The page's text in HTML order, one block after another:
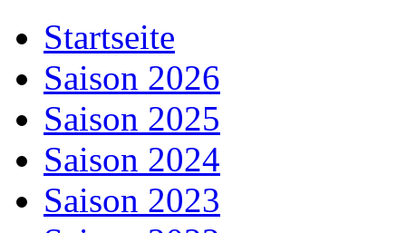
Startseite
Saison 2026
Saison 2025
Saison 2024
Saison 2023